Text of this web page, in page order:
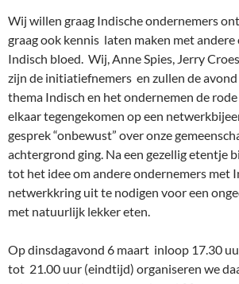
Wij willen graag Indische ondernemers
graag ook kennis laten maken met
Indisch bloed. Wij, Anne Spies, Jerry
zijn de initiatiefnemers en zullen de
thema Indisch en het ondernemen de
elkaar tegengekomen op een
gesprek “onbewust” over onze
achtergrond ging. Na een gezellig etentje
tot het idee om andere ondernemers met
netwerkkring uit te nodigen voor een
met natuurlijk lekker eten.
Op dinsdagavond 6 maart inloop 17.30
tot 21.00 uur (eindtijd) organiseren we